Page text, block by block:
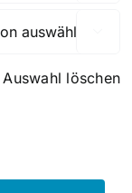
Auswahl löschen